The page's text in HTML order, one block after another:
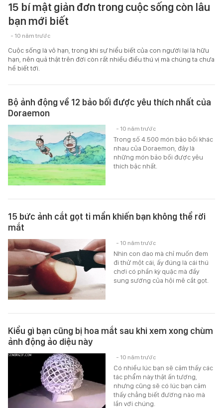
15 bí mật giản đơn trong cuộc sống còn lâu
bạn mới biết
- 10 năm trước
Cuộc sống là vô hạn, trong khi sự hiểu biết của con người lại là hữu
hạn, nên quả thật trên đời còn rất nhiều điều thú vị mà chúng ta chưa
hề biết tới.
Bộ ảnh động về 12 bảo bối được yêu thích nhất của
Doraemon
Trong số 4.500 món bảo bối khác
nhau của Doraemon, đây là
những món bảo bối được yêu
thích bậc nhất.
- 10 năm trước
15 bức ảnh cắt gọt tỉ mẩn khiến bạn không thể rời
mắt
Nhìn con dao mà chỉ muốn đem
đi thử một cái, ấy đúng là cái thú
chơi có phần kỳ quặc mà đầy
sung sướng của hội mê cắt gọt.
- 10 năm trước
Kiểu gì bạn cũng bị hoa mắt sau khi xem xong chùm
ảnh động ảo diệu này
Có nhiều lúc bạn sẽ cảm thấy các
tác phẩm này thật ấn tượng,
nhưng cũng sẽ có lúc bạn cảm
thấy chẳng biết đường nào mà
lần với chúng.
- 10 năm trước